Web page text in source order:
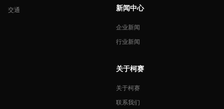
交通
新闻中心
企业新闻
行业新闻
关于柯赛
关于柯赛
联系我们